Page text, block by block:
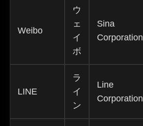
Weibo
ウ
ェ
イ
ボ
Sina
Corporation
LINE
ラ
イ
ン
Line
Corporation